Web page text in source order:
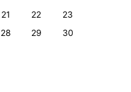
21 22
23
28 29
30